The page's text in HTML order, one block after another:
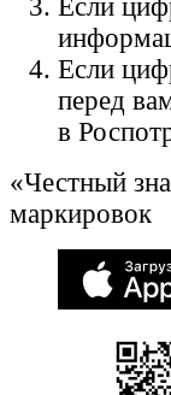
Если
Если
перед
в
«Честный
маркировок